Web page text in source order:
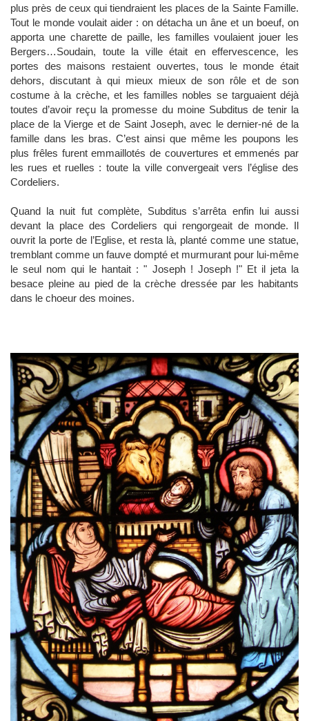
plus près de ceux qui tiendraient les places de la Sainte Famille.
Tout le monde voulait aider : on détacha un âne et un boeuf, on
apporta une charette de paille, les familles voulaient jouer les
Bergers…Soudain, toute la ville était en effervescence, les
portes des maisons restaient ouvertes, tous le monde était
dehors, discutant à qui mieux mieux de son rôle et de son
costume à la crèche, et les familles nobles se targuaient déjà
toutes d’avoir reçu la promesse du moine Subditus de tenir la
place de la Vierge et de Saint Joseph, avec le dernier-né de la
famille dans les bras. C’est ainsi que même les poupons les
plus frêles furent emmaillotés de couvertures et emmenés par
les rues et ruelles : toute la ville convergeait vers l’église des
Cordeliers.
Quand la nuit fut complète, Subditus s’arrêta enfin lui aussi
devant la place des Cordeliers qui rengorgeait de monde. Il
ouvrit la porte de l’Eglise, et resta là, planté comme une statue,
tremblant comme un fauve dompté et murmurant pour lui-même
le seul nom qui le hantait : " Joseph ! Joseph !" Et il jeta la
besace pleine au pied de la crèche dressée par les habitants
dans le choeur des moines.